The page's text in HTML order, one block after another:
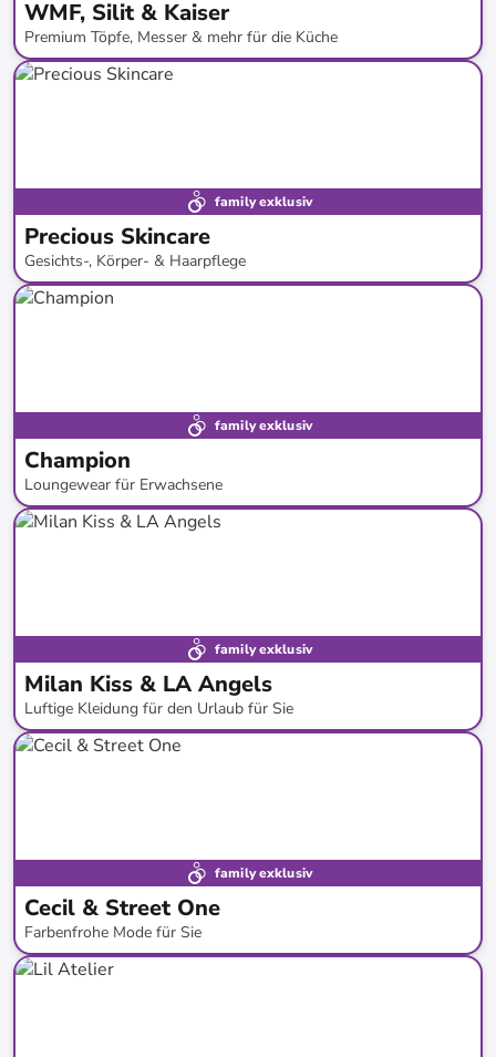
WMF, Silit & Kaiser
Premium Töpfe, Messer & mehr für die Küche
bis-61%* Marken - Tipp
family exklusiv
Precious Skincare
Gesichts-, Körper- & Haarpflege
bis-91%*
family exklusiv
Champion
Loungewear für Erwachsene
bis-50%*
family exklusiv
Milan Kiss & LA Angels
Luftige Kleidung für den Urlaub für Sie
bis- 71%* Neue Kollektion
family exklusiv
Cecil & Street One
Farbenfrohe Mode für Sie
bis-45%*